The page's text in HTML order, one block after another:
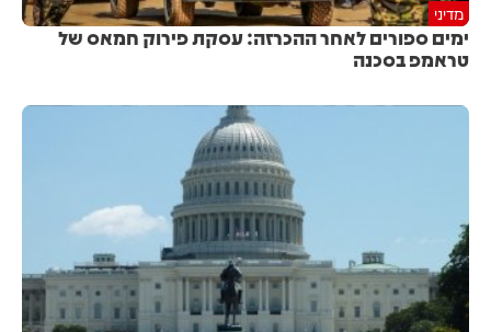
מדיני
ימים ספורים לאחר ההכרזה: עסקת פירוק חמאס של
טראמפ בסכנה